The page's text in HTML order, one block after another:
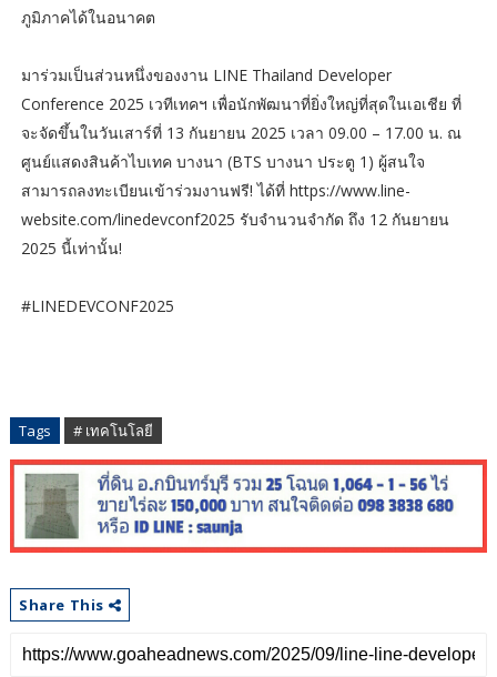
ภูมิภาคได้ในอนาคต
มาร่วมเป็นส่วนหนึ่งของงาน LINE Thailand Developer
Conference 2025 เวทีเทคฯ เพื่อนักพัฒนาที่ยิ่งใหญ่ที่สุดในเอเชีย ที่
จะจัดขึ้นในวันเสาร์ที่ 13 กันยายน 2025 เวลา 09.00 – 17.00 น. ณ
ศูนย์แสดงสินค้าไบเทค บางนา (BTS บางนา ประตู 1) ผู้สนใจ
สามารถลงทะเบียนเข้าร่วมงานฟรี! ได้ที่ https://www.line-
website.com/linedevconf2025 รับจำนวนจำกัด ถึง 12 กันยายน
2025 นี้เท่านั้น!
#LINEDEVCONF2025
Tags # เทคโนโลยี
Share This